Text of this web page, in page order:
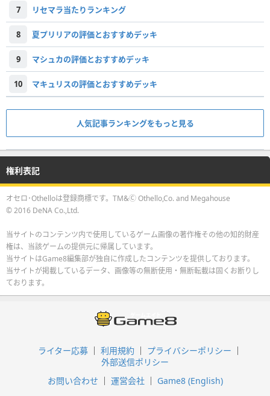
7 リセマラ当たりランキング
8 夏プリリアの評価とおすすめデッキ
9 マシュカの評価とおすすめデッキ
10 マキュリスの評価とおすすめデッキ
人気記事ランキングをもっと見る
権利表記
オセロ･Othelloは登録商標です。TM&Ⓒ Othello,Co. and Megahouse
© 2016 DeNA Co.,Ltd.
当サイトのコンテンツ内で使用しているゲーム画像の著作権その他の知的財産
権は、当該ゲームの提供元に帰属しています。
当サイトはGame8編集部が独自に作成したコンテンツを提供しております。
当サイトが掲載しているデータ、画像等の無断使用・無断転載は固くお断りし
ております。
ライター応募 利用規約
プライバシーポリシー
外部送信ポリシー
お問い合わせ
運営会社 Game8 (English)